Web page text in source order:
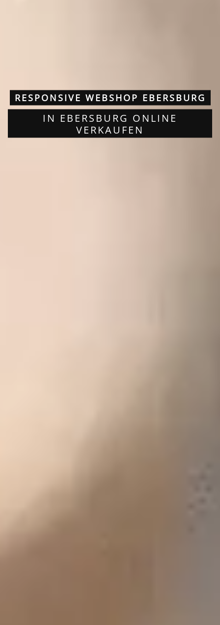
RESPONSIVE WEBSHOP EBERSBURG
IN EBERSBURG ONLINE
VERKAUFEN